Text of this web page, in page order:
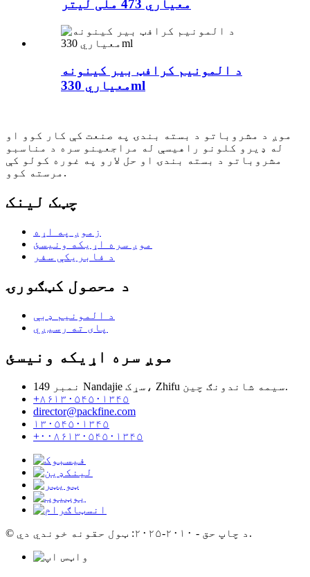
معیاري 473 ملی لیتر
د المونیم کرافټ بیر کینونه
معیاري 330ml
موږ د مشروباتو د بسته بندۍ په صنعت کې کار کوو او
له ډیرو کلونو راهیسې له مراجعینو سره د مناسبو
مشروباتو د بسته بندۍ او حل لارو په غوره کولو کې
مرسته کوو.
چټک لینک
زموږ په اړه
موږ سره اړیکه ونیسئ
د فابریکې سفر
د محصول کټګورۍ
د المونیم ډبې
پای ته رسیږي
موږ سره اړیکه ونیسئ
نمبر 149 Nandajie سړک، Zhifu سیمه شاندونګ چین.
+۸۶۱۳۰۵۴۵۰۱۳۴۵
director@packfine.com
۱۳۰۵۴۵۰۱۳۴۵
+۰۰۸۶۱۳۰۵۴۵۰۱۳۴۵
© د چاپ حق - ۲۰۱۰-۲۰۲۵: ټول حقونه خوندي دي.